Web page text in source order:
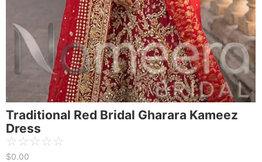
Traditional Red Bridal Gharara Kameez
Dress
☆☆☆☆☆
$0.00